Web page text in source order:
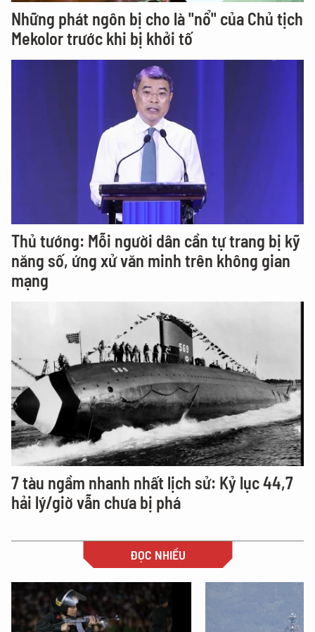
Những phát ngôn bị cho là "nổ" của Chủ tịch
Mekolor trước khi bị khởi tố
Thủ tướng: Mỗi người dân cần tự trang bị kỹ
năng số, ứng xử văn minh trên không gian
mạng
7 tàu ngầm nhanh nhất lịch sử: Kỷ lục 44,7
hải lý/giờ vẫn chưa bị phá
ĐỌC NHIỀU